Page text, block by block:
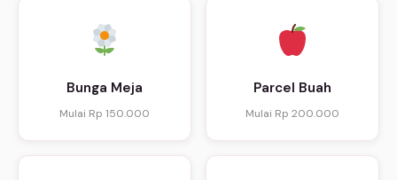
Bunga Meja
Mulai Rp 150.000
Parcel Buah
Mulai Rp 200.000